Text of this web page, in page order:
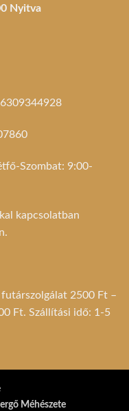
Nyitva
Szombat: 9:00-
kapcsolatban
2500 Ft –
Ft. Szállítási idő: 1-5
Méhészete